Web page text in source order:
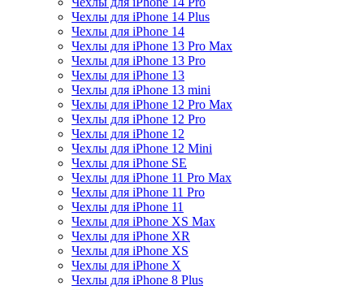
Чехлы для iPhone 14 Plus
Чехлы для iPhone 14
Чехлы для iPhone 13 Pro Max
Чехлы для iPhone 13 Pro
Чехлы для iPhone 13
Чехлы для iPhone 13 mini
Чехлы для iPhone 12 Pro Max
Чехлы для iPhone 12 Pro
Чехлы для iPhone 12
Чехлы для iPhone 12 Mini
Чехлы для iPhone SE
Чехлы для iPhone 11 Pro Max
Чехлы для iPhone 11 Pro
Чехлы для iPhone 11
Чехлы для iPhone XS Max
Чехлы для iPhone XR
Чехлы для iPhone XS
Чехлы для iPhone X
Чехлы для iPhone 8 Plus